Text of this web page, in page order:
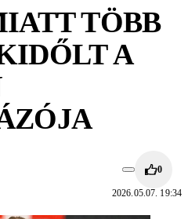
TÖBB
A
0
2026.05.07. 19:34